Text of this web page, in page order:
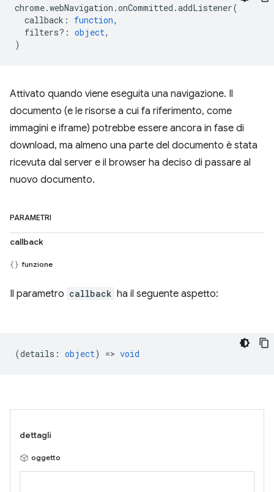
chrome.webNavigation .onCommitted .addListener(
callback : function,
filters? : object,
)
Attivato quando viene eseguita una navigazione. Il
documento (e le risorse a cui fa riferimento, come
immagini e iframe) potrebbe essere ancora in fase di
download, ma almeno una parte del documento è stata
ricevuta dal server e il browser ha deciso di passare al
nuovo documento.
PARAMETRI
callback
funzione
Il parametro callback ha il seguente aspetto:
(details : object) => void
dettagli
oggetto